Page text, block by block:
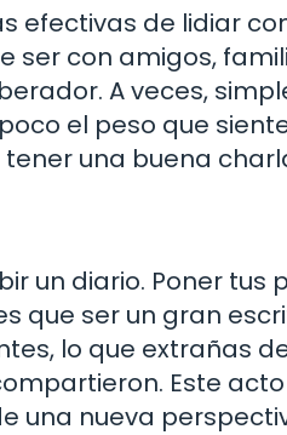
efectivas de lidiar
ser con amigos,
A veces,
el peso que
una buena
un diario. Poner
que ser un gran
lo que extrañas
Este
una nueva